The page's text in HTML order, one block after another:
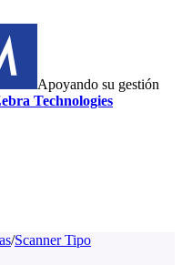
Apoyando su gestión
Technologies
/Scanner Tipo